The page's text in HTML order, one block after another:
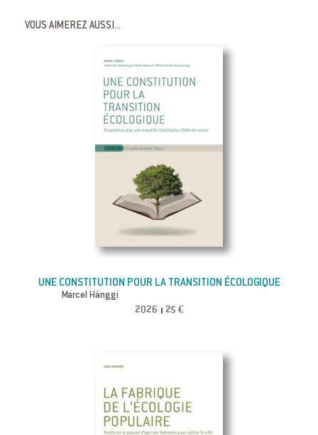
VOUS AIMEREZ AUSSI...
UNE CONSTITUTION POUR LA TRANSITION ÉCOLOGIQUE
Marcel Hänggi
2026 25 €